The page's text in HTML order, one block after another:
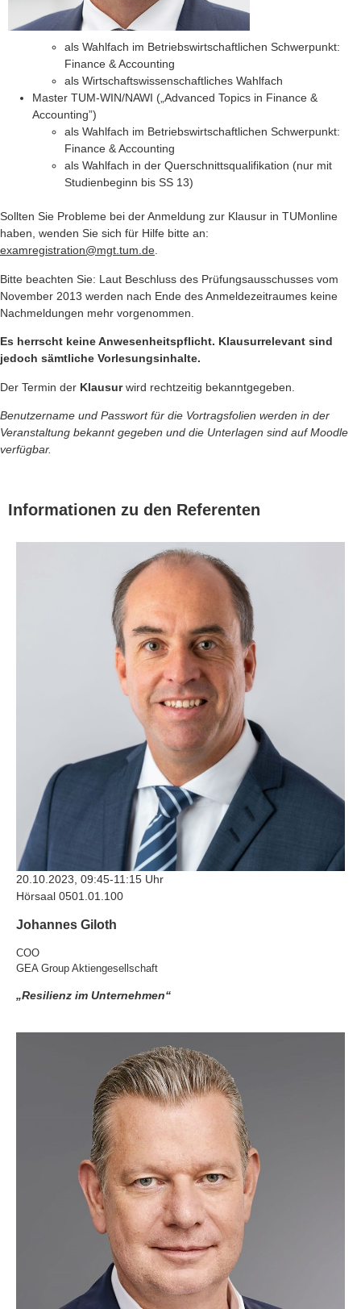
als Wahlfach im Betriebswirtschaftlichen Schwerpunkt:
Finance & Accounting
als Wirtschaftswissenschaftliches Wahlfach
Master TUM-WIN/NAWI („Advanced Topics in Finance &
Accounting”)
als Wahlfach im Betriebswirtschaftlichen Schwerpunkt:
Finance & Accounting
als Wahlfach in der Querschnittsqualifikation (nur mit
Studienbeginn bis SS 13)
Sollten Sie Probleme bei der Anmeldung zur Klausur in TUMonline
haben, wenden Sie sich für Hilfe bitte an:
examregistration@mgt.tum.de.
Bitte beachten Sie: Laut Beschluss des Prüfungsausschusses vom
November 2013 werden nach Ende des Anmeldezeitraumes keine
Nachmeldungen mehr vorgenommen.
Es herrscht keine Anwesenheitspflicht. Klausurrelevant sind
jedoch sämtliche Vorlesungsinhalte.
Der Termin der Klausurwird rechtzeitig bekanntgegeben.
Benutzername und Passwort für die Vortragsfolien werden in der
Veranstaltung bekannt gegeben und die Unterlagen sind auf Moodle
verfügbar.
Informationen zu den Referenten
20.10.2023, 09:45-11:15 Uhr
Hörsaal 0501.01.100
Johannes Giloth
COO
GEA Group Aktiengesellschaft
„Resilienz im Unternehmen“